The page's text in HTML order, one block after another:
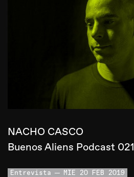
NACHO CASCO
Buenos Aliens Podcast 021
Entrevista MIE 20 FEB 2019